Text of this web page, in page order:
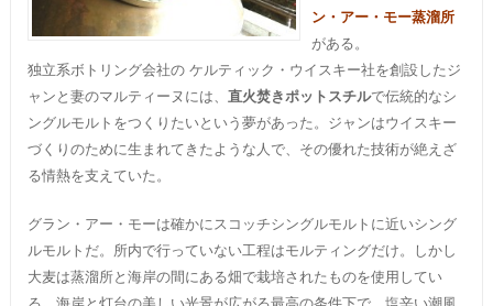
ン・アー・モー蒸溜所
がある。
独立系ボトリング会社の ケルティック・ウイスキー社を創設したジ
ャンと妻のマルティーヌには、 直火焚きポットスチルで伝統的なシ
ングルモルトをつくりたいという夢があった。ジャンはウイスキー
づくりのために生まれてきたような人で、その優れた技術が絶えざ
る情熱を支えていた。
グラン・アー・モーは確かにスコッチシングルモルトに近いシング
ルモルトだ。所内で行っていない工程はモルティングだけ。しかし
大麦は蒸溜所と海岸の間にある畑で栽培されたものを使用してい